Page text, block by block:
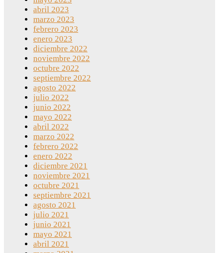
abril 2023
marzo 2023
febrero 2023
enero 2023
diciembre 2022
noviembre 2022
octubre 2022
septiembre 2022
agosto 2022
julio 2022
junio 2022
mayo 2022
abril 2022
marzo 2022
febrero 2022
enero 2022
diciembre 2021
noviembre 2021
octubre 2021
septiembre 2021
agosto 2021
julio 2021
junio 2021
mayo 2021
abril 2021